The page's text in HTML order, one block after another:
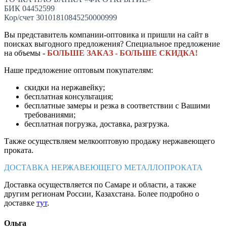
БИК 04452599
Кор/счет 30101810845250000999
Вы представитель компании-оптовика и пришли на сайт в
поисках выгодного предложения? Специальное предложение
на объемы - БОЛЬШЕ ЗАКАЗ - БОЛЬШЕ СКИДКА!
Наше предложение оптовым покупателям:
скидки на нержавейку;
бесплатная консультация;
бесплатные замеры и резка в соответствии с Вашими
требованиями;
бесплатная погрузка, доставка, разгрузка.
Также осуществляем мелкооптовую продажу нержавеющего
проката.
ДОСТАВКА НЕРЖАВЕЮЩЕГО МЕТАЛЛОПРОКАТА
Доставка осуществляется по Самаре и области, а также
другим регионам России, Казахстана. Более подробно о
доставке тут.
Ольга